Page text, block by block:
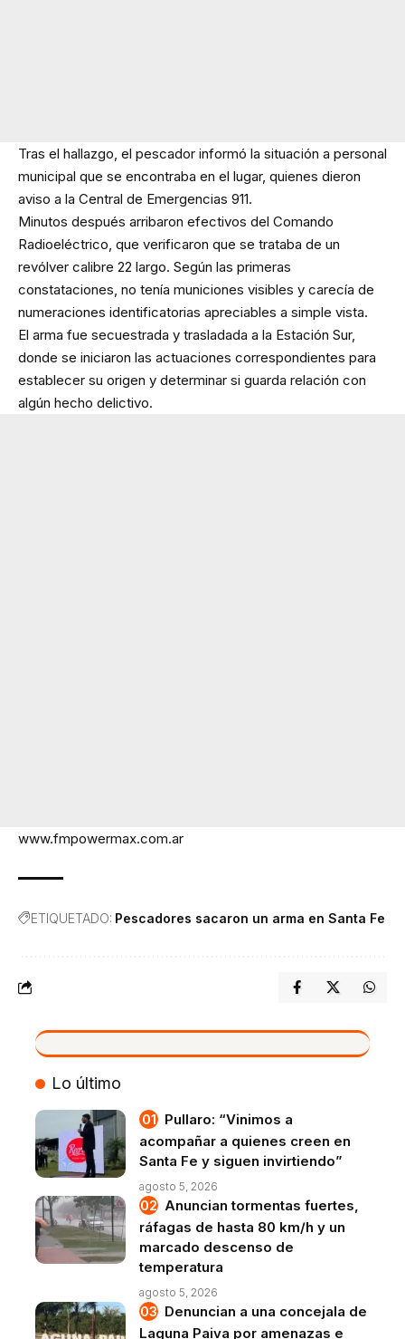
Tras el hallazgo, el pescador informó la situación a personal
municipal que se encontraba en el lugar, quienes dieron
aviso a la Central de Emergencias 911.
Minutos después arribaron efectivos del Comando
Radioeléctrico, que verificaron que se trataba de un
revólver calibre 22 largo. Según las primeras
constataciones, no tenía municiones visibles y carecía de
numeraciones identificatorias apreciables a simple vista.
El arma fue secuestrada y trasladada a la Estación Sur,
donde se iniciaron las actuaciones correspondientes para
establecer su origen y determinar si guarda relación con
algún hecho delictivo.
www.fmpowermax.com.ar
ETIQUETADO: Pescadores sacaron un arma en Santa Fe
VIVO
Lo último
Pullaro: “Vinimos a
acompañar a quienes creen en
Santa Fe y siguen invirtiendo”
agosto 5, 2026
Anuncian tormentas fuertes,
ráfagas de hasta 80 km/h y un
marcado descenso de
temperatura
agosto 5, 2026
Denuncian a una concejala de
Laguna Paiva por amenazas e